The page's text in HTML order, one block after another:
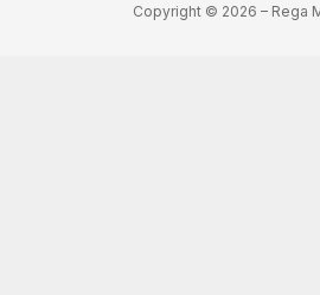
Copyright © 2026 – Rega